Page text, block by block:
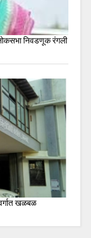
निवडणूक रंगली
खळबळ